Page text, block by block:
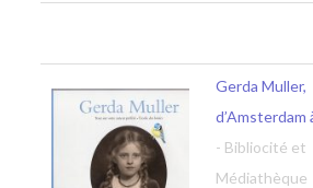
Gerda Muller,
d’Amsterdam
- Bibliocité et
Médiathèque